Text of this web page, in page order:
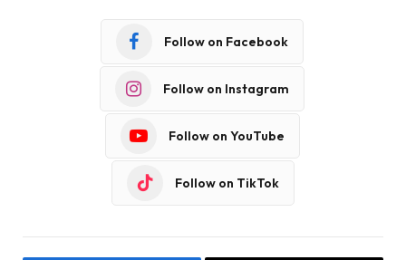
Follow on Facebook
Follow on Instagram
Follow on YouTube
Follow on TikTok